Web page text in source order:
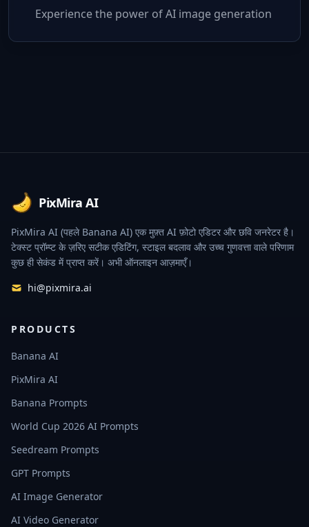
Experience the power of AI image generation
PixMira AI
PixMira AI (पहले Banana AI) एक मुफ़्त AI फ़ोटो एडिटर और छवि जनरेटर है।
टेक्स्ट प्रॉम्प्ट के ज़रिए सटीक एडिटिंग, स्टाइल बदलाव और उच्च गुणवत्ता वाले परिणाम
कुछ ही सेकंड में प्राप्त करें। अभी ऑनलाइन आज़माएँ।
hi@pixmira.ai
PRODUCTS
Banana AI
PixMira AI
Banana Prompts
World Cup 2026 AI Prompts
Seedream Prompts
GPT Prompts
AI Image Generator
AI Video Generator